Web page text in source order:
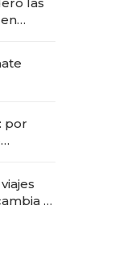
las
por
el